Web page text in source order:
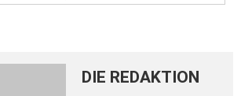
DIE REDAKTION